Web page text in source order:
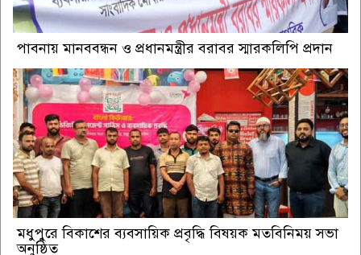
পাবনায় মানববন্ধন ও প্রধানমন্ত্রীর বরাবর স্মারকলিপি প্রদান
মধুপুরে বিকাশের ব্যবসায়িক প্রবৃদ্ধি বিষয়ক মতবিনিময় সভা
অনুষ্ঠিত